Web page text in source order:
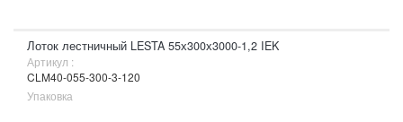
Лоток лестничный LESTA 55х300х3000-1,2 IEK
Артикул :
CLM40-055-300-3-120
Упаковка